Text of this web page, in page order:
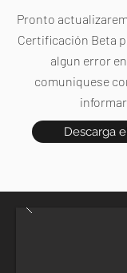
Pronto
Certificación Beta
algun error
comuniquese
Descarga